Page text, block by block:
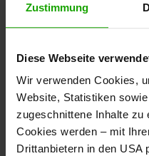
Zustimmung
Diese Webseite
Wir verwenden Cookies,
Website, Statistiken
zugeschnittene Inhalte zu
Cookies werden – mit
Drittanbietern in den USA